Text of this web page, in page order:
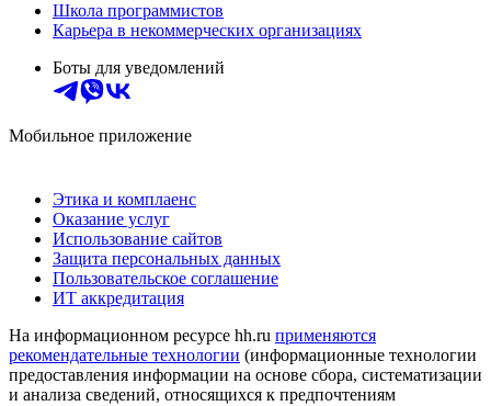
Школа программистов
Карьера в некоммерческих организациях
Боты для уведомлений
Мобильное приложение
Этика и комплаенс
Оказание услуг
Использование сайтов
Защита персональных данных
Пользовательское соглашение
ИТ аккредитация
На информационном ресурсе hh.ru применяются
рекомендательные технологии (информационные технологии
предоставления информации на основе сбора, систематизации
и анализа сведений, относящихся к предпочтениям